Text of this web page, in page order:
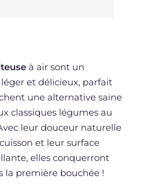
à air sont un
et délicieux, parfait
une alternative saine
classiques légumes au
leur douceur naturelle
et leur surface
elles conquerront
la première bouchée !